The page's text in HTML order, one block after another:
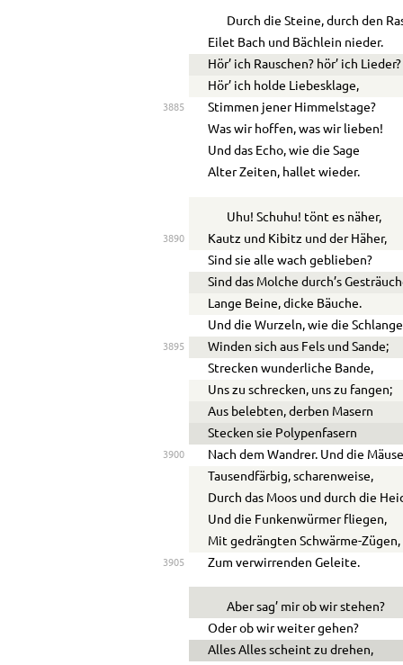
Durch die Steine, durch den
Eilet Bach und Bächlein nieder.
Hör’ ich Rauschen? hör’ ich Lieder?
Hör’ ich holde Liebesklage,
3885
Stimmen jener Himmelstage?
Was wir hoffen, was wir lieben!
Und das Echo, wie die Sage
Alter Zeiten, hallet wieder.
Uhu! Schuhu! tönt es näher,
3890
Kautz und Kibitz und der Häher,
Sind sie alle wach geblieben?
Sind das Molche durch’s
Lange Beine, dicke Bäuche.
Und die Wurzeln, wie die
3895
Winden sich aus Fels und Sande;
Strecken wunderliche Bande,
Uns zu schrecken, uns zu fangen;
Aus belebten, derben Masern
Stecken sie Polypenfasern
3900
Nach dem Wandrer. Und die
Tausendfärbig, scharenweise,
Durch das Moos und durch die
Und die Funkenwürmer fliegen,
Mit gedrängten Schwärme-Zügen,
3905 Zum verwirrenden Geleite.
Aber sag’ mir ob wir stehen?
Oder ob wir weiter gehen?
Alles Alles scheint zu drehen,